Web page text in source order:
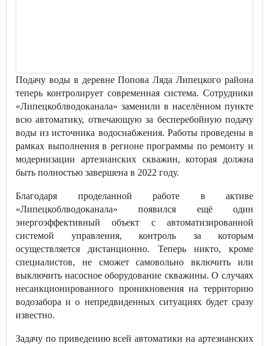
Подачу воды в деревне Попова Ляда Липецкого района
теперь контролирует современная система. Сотрудники
«Липецкоблводоканала» заменили в населённом пункте
всю автоматику, отвечающую за бесперебойную подачу
воды из источника водоснабжения. Работы проведены в
рамках выполнения в регионе программы по ремонту и
модернизации артезианских скважин, которая должна
быть полностью завершена в 2022 году.
Благодаря проделанной работе в активе
«Липецкоблводоканала» появился ещё один
энергоэффективный объект с автоматизированной
системой управления, контроль за которым
осуществляется дистанционно. Теперь никто, кроме
специалистов, не сможет самовольно включить или
выключить насосное оборудование скважины. О случаях
несанкционированного проникновения на территорию
водозабора и о непредвиденных ситуациях будет сразу
известно.
Задачу по приведению всей автоматики на артезианских